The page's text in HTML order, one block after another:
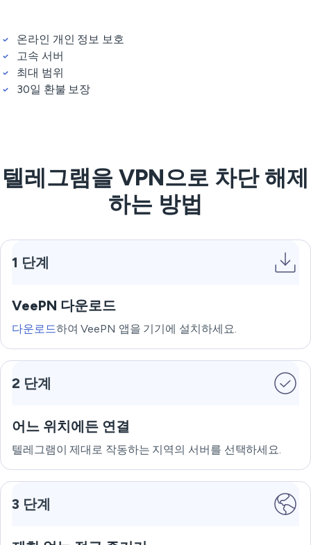
온라인 개인 정보 보호
고속 서버
최대 범위
30일 환불 보장
텔레그램을 VPN으로 차단 해제
하는 방법
1 단계
VeePN 다운로드
다운로드하여 VeePN 앱을 기기에 설치하세요.
2 단계
어느 위치에든 연결
텔레그램이 제대로 작동하는 지역의 서버를 선택하세요.
3 단계